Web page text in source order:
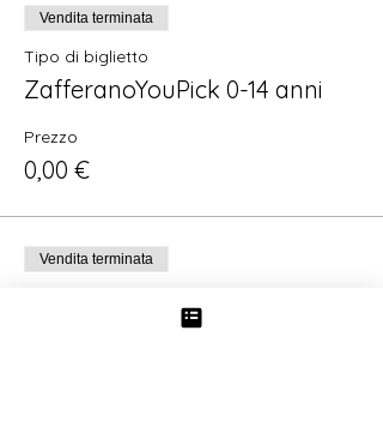
Vendita terminata
Tipo di biglietto
ZafferanoYouPick 0-14 anni
Prezzo
0,00 €
Vendita terminata
ZafferanoYouPick Adulto